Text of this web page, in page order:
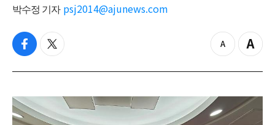
박수정 기자 psj2014@ajunews.com
f
c
b
o
o
t
i
t
r
z
o
o
u
t
Z
o
i
n